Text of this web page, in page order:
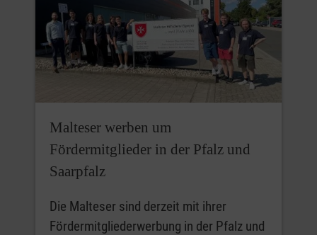
Malteser werben um
Fördermitglieder in der Pfalz und
Saarpfalz
Die Malteser sind derzeit mit ihrer
Fördermitgliederwerbung in der Pfalz und